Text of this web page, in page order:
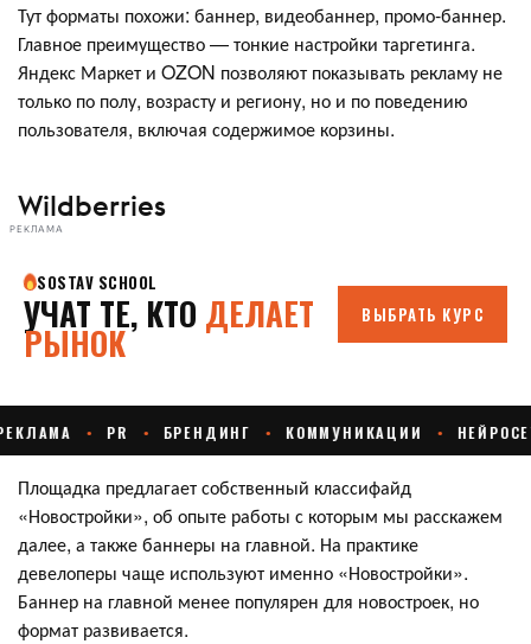
Тут форматы похожи: баннер, видеобаннер, промо-баннер.
Главное преимущество — тонкие настройки таргетинга.
Яндекс Маркет и OZON позволяют показывать рекламу не
только по полу, возрасту и региону, но и по поведению
пользователя, включая содержимое корзины.
Wildberries
РЕКЛАМА
Площадка предлагает собственный классифайд
«Новостройки», об опыте работы с которым мы расскажем
далее, а также баннеры на главной. На практике
девелоперы чаще используют именно «Новостройки».
Баннер на главной менее популярен для новостроек, но
формат развивается.